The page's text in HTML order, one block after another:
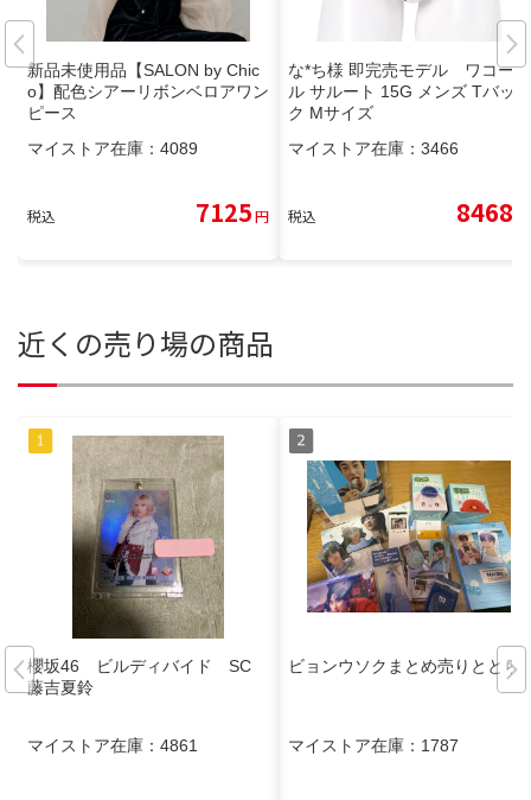
新品未使用品【SALON by Chic
o】配色シアーリボンベロアワン
ピース
マイストア在庫： 4089
税込 7125円
な*ち様 即完売モデル ワコー
ル サルート 15G メンズ Tバッ
ク Mサイズ
マイストア在庫： 3466
税込 8468
近くの売り場の商品
櫻坂46 ビルディバイド SC
藤吉夏鈴
マイストア在庫： 4861
ビョンウソクまとめ売りととら
マイストア在庫： 1787